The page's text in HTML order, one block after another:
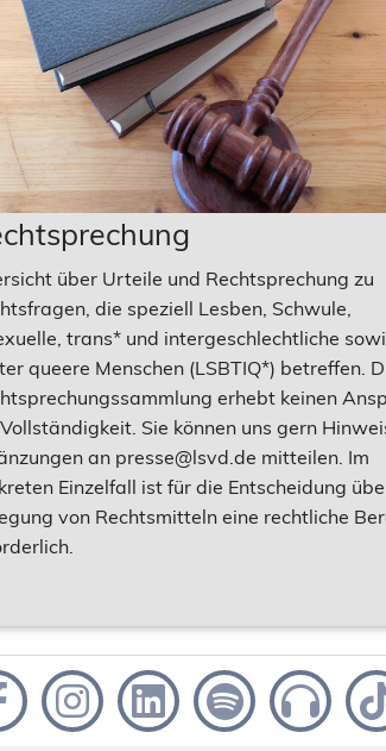
über Urteile und Rechtsprechung zu
die speziell Lesben, Schwule,
trans* und intergeschlechtliche
queere Menschen (LSBTIQ*) betreffen.
erhebt keinen
Sie können uns gern
an presse@lsvd.de mitteilen. Im
Einzelfall ist für die Entscheidung
von Rechtsmitteln eine rechtliche